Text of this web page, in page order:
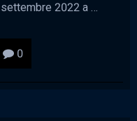
2022 a …
0